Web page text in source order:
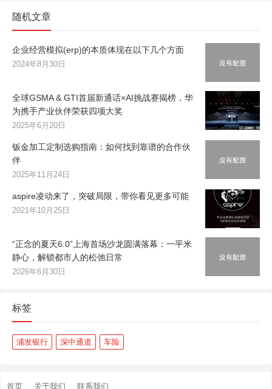
随机文章
企业经营模拟(erp)的本质体现在以下几个方面
2024年8月30日
全球GSMA & GTI首届新通话×AI挑战赛揭榜，华
为携手产业伙伴荣获四项大奖
2025年6月20日
钣金加工定制选购指南：如何找到靠谱的合作伙
伴
2025年11月24日
aspire凌动来了，突破局限，带你看见更多可能
2021年10月25日
“正念的夏天6.0”上海首场沙龙圆满落幕：一平米
静心，解锁都市人的松弛日常
2026年6月30日
标签
浦发银行 深中通道 车险
首页 关于我们 联系我们